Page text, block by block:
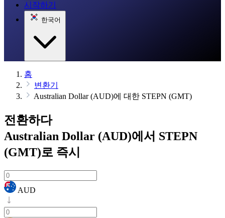
시작하기
한국어
홈
변환기
Australian Dollar (AUD)에 대한 STEPN (GMT)
전환하다
Australian Dollar (AUD)에서 STEPN
(GMT)로 즉시
AUD